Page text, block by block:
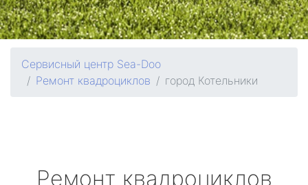
Сервисный центр Sea-Doo
Ремонт квадроциклов
город Котельники
Ремонт квадроциклов